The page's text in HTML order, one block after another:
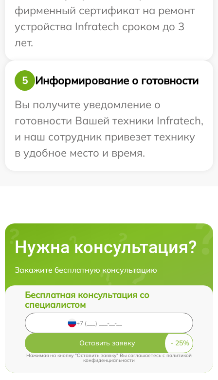
фирменный сертификат на ремонт
устройства Infratech сроком до 3
лет.
5
Информирование о готовности
Вы получите уведомление о
готовности Вашей техники Infratech,
и наш сотрудник привезет технику
в удобное место и время.
Нужна консультация?
Закажите бесплатную консультацию
Бесплатная консультация со
специалистом
Оставить заявку
Нажимая на кнопку "Оставить заявку" Вы соглашаетесь cполитикой
конфиденциальности